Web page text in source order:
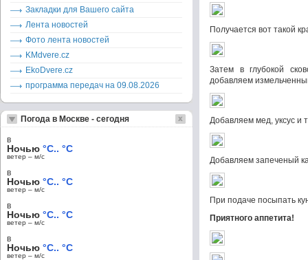
Получается вот такой
Затем в глубокой
добавляем
Добавляем мед, уксус и
Добавляем запеченый
При подаче посыпать
Приятного аппетита!
Закладки для Вашего сайта
Лента новостей
Фото лента новостей
KMdvere.cz
EkoDvere.cz
программа передач на 09.08.2026
Погода в Москве - сегодня
в
Ночью °C.. °C
ветер – м/c
в
Ночью °C.. °C
ветер – м/c
в
Ночью °C.. °C
ветер – м/c
в
Ночью °C.. °C
ветер – м/c